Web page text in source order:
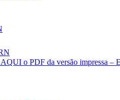
o PDF da versão impressa –